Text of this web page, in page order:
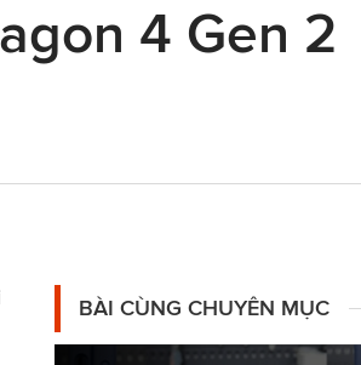
4 Gen 2
BÀI CÙNG CHUYÊN MỤC